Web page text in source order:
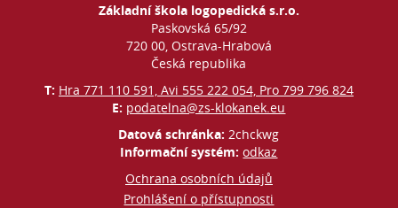
Základní škola logopedická s.r.o.
Paskovská 65/92
720 00, Ostrava-Hrabová
Česká republika
T: Hra 771 110 591, Avi 555 222 054, Pro 799 796 824
E: podatelna@zs-klokanek.eu
Datová schránka:2chckwg
Informační systém:odkaz
Ochrana osobních údajů
Prohlášení o přístupnosti